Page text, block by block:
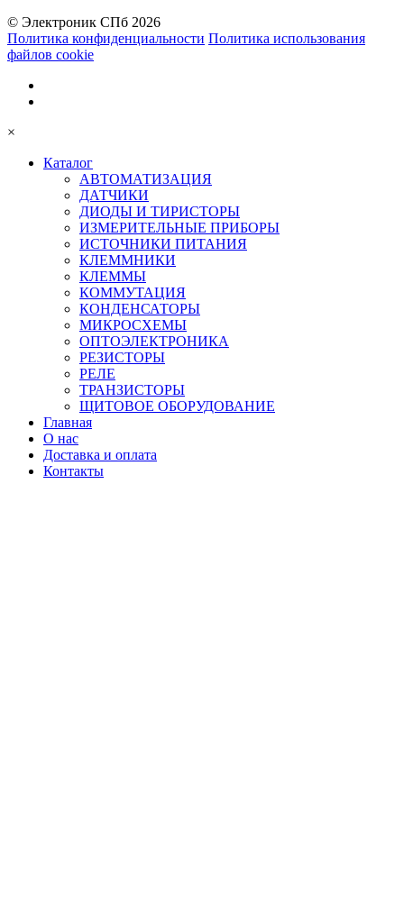
© Электроник СПб 2026
Политика конфиденциальности Политика использования
файлов cookie
×
Каталог
АВТОМАТИЗАЦИЯ
ДАТЧИКИ
ДИОДЫ И ТИРИСТОРЫ
ИЗМЕРИТЕЛЬНЫЕ ПРИБОРЫ
ИСТОЧНИКИ ПИТАНИЯ
КЛЕММНИКИ
КЛЕММЫ
КОММУТАЦИЯ
КОНДЕНСАТОРЫ
МИКРОСХЕМЫ
ОПТОЭЛЕКТРОНИКА
РЕЗИСТОРЫ
РЕЛЕ
ТРАНЗИСТОРЫ
ЩИТОВОЕ ОБОРУДОВАНИЕ
Главная
О нас
Доставка и оплата
Контакты